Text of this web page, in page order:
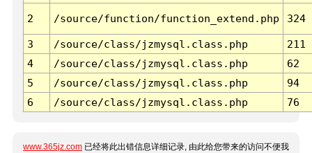
2 /source/function/function_extend.php 324
3 /source/class/jzmysql.class.php
211
4
/source/class/jzmysql.class.php
62
5
/source/class/jzmysql.class.php
94
6
/source/class/jzmysql.class.php 76
www.365jz.com 已经将此出错信息详细记录, 由此给您带来的访问不便我